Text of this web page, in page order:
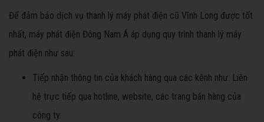
Để đảm bảo dịch vụ thanh lý máy phát điện cũ Vĩnh Long được tốt
nhất, máy phát điện Đông Nam Á áp dụng quy trình thanh lý máy
phát điện như sau:
Tiếp nhận thông tin của khách hàng qua các kênh như: Liên
hệ trực tiếp qua hotline, website, các trang bán hàng của
công ty.